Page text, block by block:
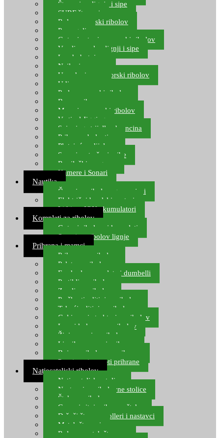
Štapovi za lignje i sipe
SURF štapovi
Role za morski ribolov
Parangali
Gotovi setovi za morski ribolov
Varalice za lov lignji i sipe
Lov hobotnice
Najloni za more
Upredenice za morski ribolov
Udice za more
Perle za morski ribolov
Brum prihrana za more
Mamci za morski ribolov
Vertical Jigging
Spinning strijelke, brancina
Pribor za bolentino
Plutajuća odijela
Sonari za traženje ribe
Ronilački program
Kamere i Sonari
Nautika
Čamci za ribolov, gumenjaci
Električni brodski motori
Lithium ION akumulatori
Kompleti za ribolov
Gotovi ribolovni kompleti
Setovi za ribolov lignje
Prihrana i mamci
Prihrana za ribolov
Pelete za ribolov
Feeder lovne pelete i dumbelli
Partikli za ribolov
Zemlja za ribolov
Praškasti aditivi za ribolov
Tekući aditivi za ribolov
Gel i sprej atraktori za ribolov
Lovni kukuruz za ribolov
Živi mamci za ribolov
Ljepilo za crve i prihranu
Boje za ribolovnu prihranu
Provjereni recepti prihrane
Natjecateljski ribolov
Natjecateljske stolice
Nastavci za ribolovne stolice
Šteke za ribolov
Gume i sitni pribor za šteku
Držači štapova rolleri i nastavci
Match štapovi
Role za match štapove